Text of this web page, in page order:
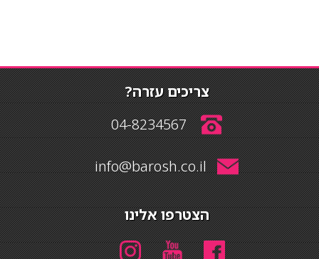
צריכים עזרה?
04-8234567
info@barosh.co.il
הצטרפו אלינו